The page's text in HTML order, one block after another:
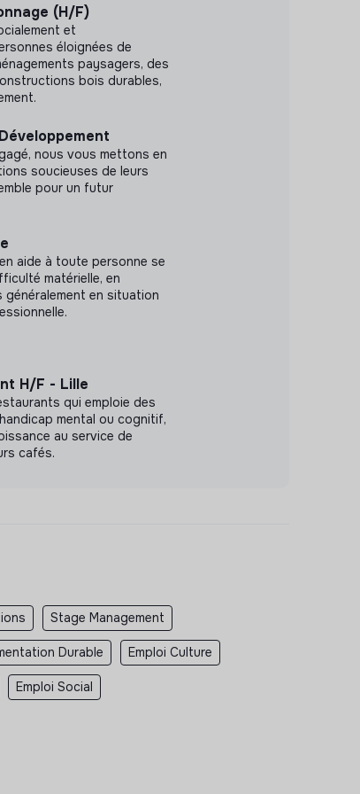
(H/F)
et
éloignées de
paysagers, des
bois durables,
nous vous mettons en
soucieuses de leurs
pour un futur
aide à toute personne se
matérielle, en
en situation
H/F - Lille
qui emploie des
mental ou cognitif,
au service de
cafés.
Stage Management
Durable Emploi Culture
Emploi Social